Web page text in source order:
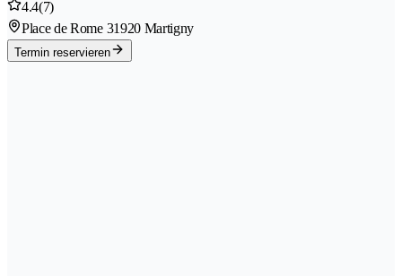
4.4(7)
Place de Rome 31920 Martigny
Termin reservieren